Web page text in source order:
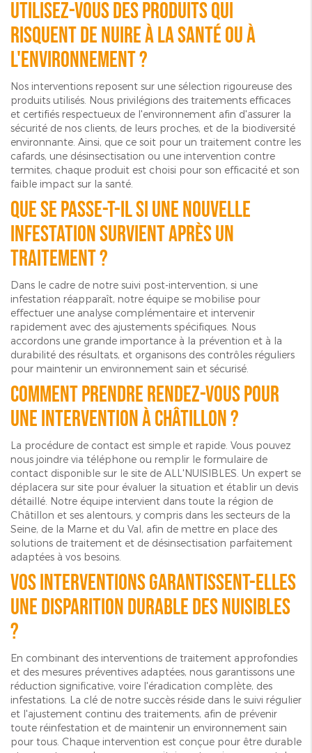
Utilisez-vous des produits qui
risquent de nuire à la santé ou à
l'environnement ?
Nos interventions reposent sur une sélection rigoureuse des
produits utilisés. Nous privilégions des traitements efficaces
et certifiés respectueux de l'environnement afin d'assurer la
sécurité de nos clients, de leurs proches, et de la biodiversité
environnante. Ainsi, que ce soit pour un traitement contre les
cafards, une désinsectisation ou une intervention contre
termites, chaque produit est choisi pour son efficacité et son
faible impact sur la santé.
Que se passe-t-il si une nouvelle
infestation survient après un
traitement ?
Dans le cadre de notre suivi post-intervention, si une
infestation réapparaît, notre équipe se mobilise pour
effectuer une analyse complémentaire et intervenir
rapidement avec des ajustements spécifiques. Nous
accordons une grande importance à la prévention et à la
durabilité des résultats, et organisons des contrôles réguliers
pour maintenir un environnement sain et sécurisé.
Comment prendre rendez-vous pour
une intervention à Châtillon ?
La procédure de contact est simple et rapide. Vous pouvez
nous joindre via téléphone ou remplir le formulaire de
contact disponible sur le site de ALL'NUISIBLES. Un expert se
déplacera sur site pour évaluer la situation et établir un devis
détaillé. Notre équipe intervient dans toute la région de
Châtillon et ses alentours, y compris dans les secteurs de la
Seine, de la Marne et du Val, afin de mettre en place des
solutions de traitement et de désinsectisation parfaitement
adaptées à vos besoins.
Vos interventions garantissent-elles
une disparition durable des nuisibles
?
En combinant des interventions de traitement approfondies
et des mesures préventives adaptées, nous garantissons une
réduction significative, voire l'éradication complète, des
infestations. La clé de notre succès réside dans le suivi régulier
et l'ajustement continu des traitements, afin de prévenir
toute réinfestation et de maintenir un environnement sain
pour tous. Chaque intervention est conçue pour être durable